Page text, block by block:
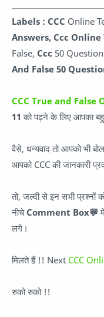
Labels : CCC Online
Answers, Ccc Online
False, Ccc 50 Question
And False 50
CCC True and False
11 को पढ़ने के लिए आपका
वैसे, धन्यवाद तो आपको भी
आपको CCC की जानकारी
तो, जल्दी से इन सभी प्रश्नों
नीचेComment Box💬
लगे।
मिलते हैं !! Next CCC
रुको रुको !!